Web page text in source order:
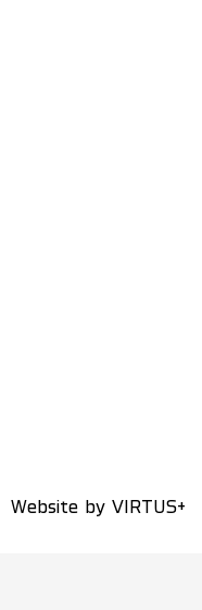
Website by VIRTUS+